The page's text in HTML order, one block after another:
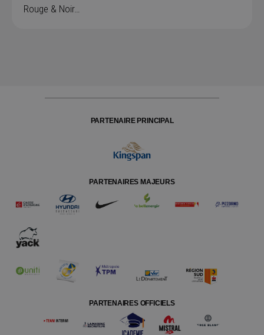
Rouge & Noir…
PARTENAIRE PRINCIPAL
PARTENAIRES MAJEURS
PARTENAIRES OFFICIELS